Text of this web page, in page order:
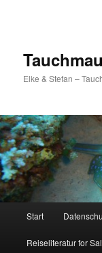
Elke & Stefan –
Start
Reiseliteratur for